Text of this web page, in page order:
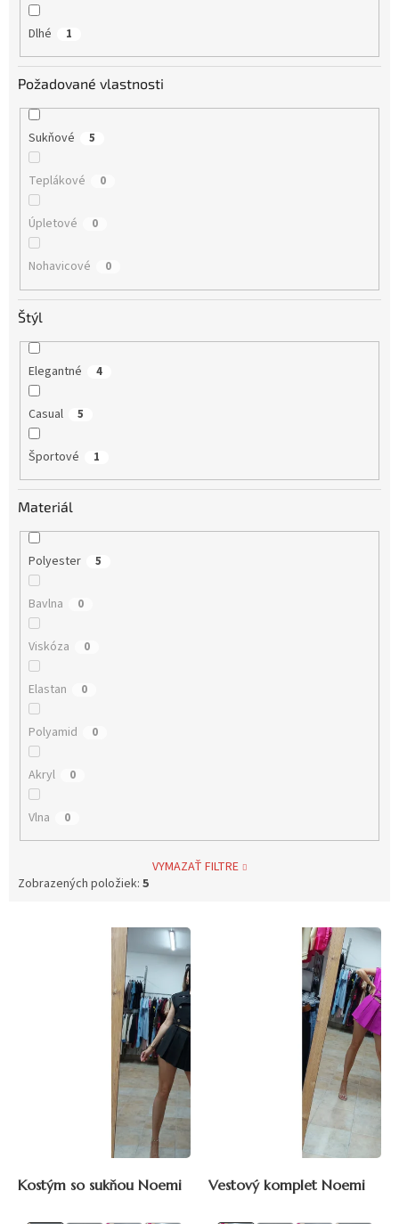
Dlhé 1
Požadované vlastnosti
Sukňové 5
Teplákové 0
Úpletové 0
Nohavicové 0
Štýl
Elegantné 4
Casual 5
Športové 1
Materiál
Polyester 5
Bavlna 0
Viskóza 0
Elastan 0
Polyamid 0
Akryl 0
Vlna 0
VYMAZAŤ FILTRE
Zobrazených položiek: 5
Kostým so sukňou Noemi Vestový komplet Noemi